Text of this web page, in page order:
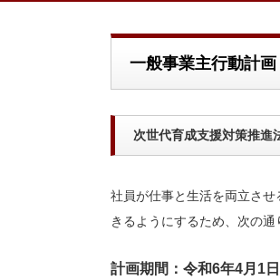
一般事業主行動計画
次世代育成支援対策推進
社員が仕事と生活を両立さ
きるようにするため、次の通
計画期間：令和6年4月